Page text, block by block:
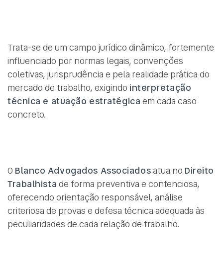
Trata-se de um campo jurídico dinâmico, fortemente
influenciado por normas legais, convenções
coletivas, jurisprudência e pela realidade prática do
mercado de trabalho, exigindo interpretação
técnica e atuação estratégicaem cada caso
concreto.
O Blanco Advogados Associadosatua no Direito
Trabalhistade forma preventiva e contenciosa,
oferecendo orientação responsável, análise
criteriosa de provas e defesa técnica adequada às
peculiaridades de cada relação de trabalho.